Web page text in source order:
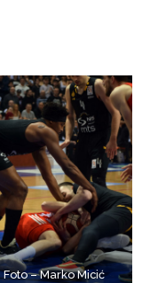
Foto – Marko Micić